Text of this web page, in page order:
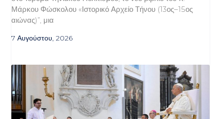
Μάρκου Φώσκολου «Ιστορικό Αρχείο Τήνου (13ος–15ος
αιώνας)”, μια
7 Αυγούστου, 2026